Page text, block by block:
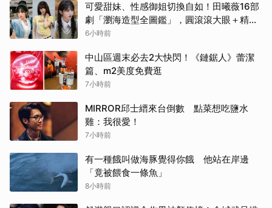
可愛甜妹、性感御姐切換自如！田曦薇16部
劇「瀏海造型全圖鑑」，圓滾滾大眼＋精緻
小臉比例太完美
6小時前
中山區週末必去2大快閃！《鏈鋸人》蕾潔
篇、m2美度免費逛
7小時前
MIRROR邱士縉來台倒數 點菜想吃鹽水
雞：我很愛！
7小時前
有一種餓叫做海豚覺得你餓 他站在岸邊
「竟被餵食一條魚」
8小時前